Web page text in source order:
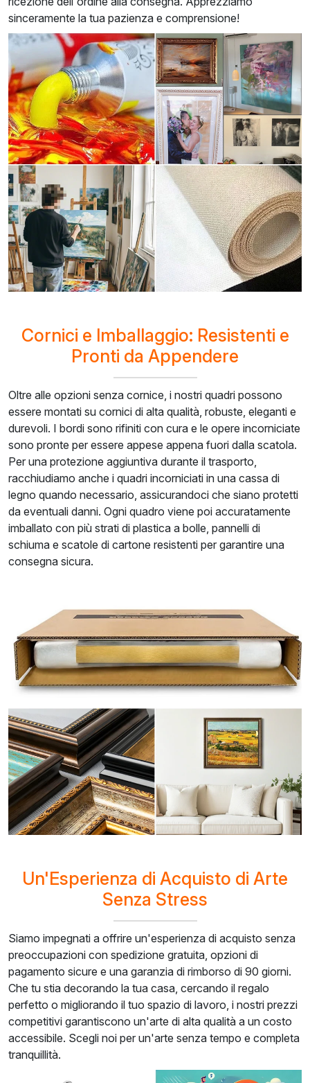
sinceramente la tua pazienza e comprensione!
Cornici e Imballaggio: Resistenti e
Pronti da Appendere
Oltre alle opzioni senza cornice, i nostri quadri possono
essere montati su cornici di alta qualità, robuste, eleganti e
durevoli. I bordi sono rifiniti con cura e le opere incorniciate
sono pronte per essere appese appena fuori dalla scatola.
Per una protezione aggiuntiva durante il trasporto,
racchiudiamo anche i quadri incorniciati in una cassa di
legno quando necessario, assicurandoci che siano protetti
da eventuali danni. Ogni quadro viene poi accuratamente
imballato con più strati di plastica a bolle, pannelli di
schiuma e scatole di cartone resistenti per garantire una
consegna sicura.
Un'Esperienza di Acquisto di Arte
Senza Stress
Siamo impegnati a offrire un'esperienza di acquisto senza
preoccupazioni con spedizione gratuita, opzioni di
pagamento sicure e una garanzia di rimborso di 90 giorni.
Che tu stia decorando la tua casa, cercando il regalo
perfetto o migliorando il tuo spazio di lavoro, i nostri prezzi
competitivi garantiscono un'arte di alta qualità a un costo
accessibile. Scegli noi per un'arte senza tempo e completa
tranquillità.